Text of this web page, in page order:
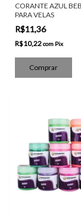
CORANTE AZUL
PARA VELAS
R$11,36
R$10,22com Pix